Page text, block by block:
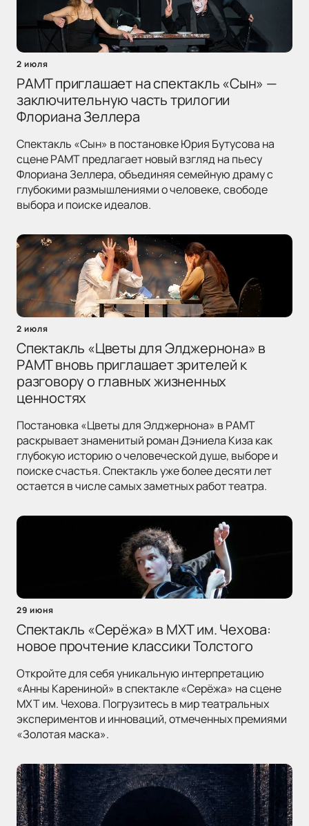
2 июля
РАМТ приглашает на спектакль «Сын» —
заключительную часть трилогии
Флориана Зеллера
Спектакль «Сын» в постановке Юрия Бутусова на
сцене РАМТ предлагает новый взгляд на пьесу
Флориана Зеллера, объединяя семейную драму с
глубокими размышлениями о человеке, свободе
выбора и поиске идеалов.
2 июля
Спектакль «Цветы для Элджернона» в
РАМТ вновь приглашает зрителей к
разговору о главных жизненных
ценностях
Постановка «Цветы для Элджернона» в РАМТ
раскрывает знаменитый роман Дэниела Киза как
глубокую историю о человеческой душе, выборе и
поиске счастья. Спектакль уже более десяти лет
остается в числе самых заметных работ театра.
29 июня
Спектакль «Серёжа» в МХТ им. Чехова:
новое прочтение классики Толстого
Откройте для себя уникальную интерпретацию
«Анны Карениной» в спектакле «Серёжа» на сцене
МХТ им. Чехова. Погрузитесь в мир театральных
экспериментов и инноваций, отмеченных премиями
«Золотая маска».